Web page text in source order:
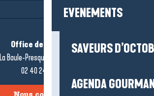
EVENEMENTS
SAVEURS
AGENDA
Office de tourisme
La Baule-Presqu’île de Guérande
02 40 24 34 44